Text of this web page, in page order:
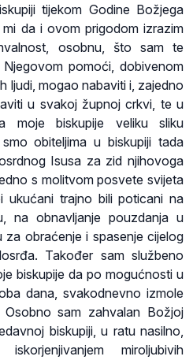
tijekom Godine Božjega
da i ovom prigodom izrazim
osobnu, što sam te
pomoći, dobivenom
ljudi, mogao nabaviti i, zajedno
u svakoj župnoj crkvi, te u
moje biskupije veliku sliku
obiteljima u biskupiji tada
Isusa za zid njihovoga
s molitvom posvete svijeta
ukućani trajno bili poticani na
na obnavljanje pouzdanja u
obraćenje i spasenje cijelog
Također sam službeno
biskupije da po mogućnosti u
dana, svakodnevno izmole
sam zahvalan Božjoj
biskupiji, u ratu nasilno,
miroljubivih